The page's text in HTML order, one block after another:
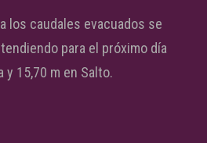
los caudales evacuados se
para el próximo día
y 15,70 m en Salto.